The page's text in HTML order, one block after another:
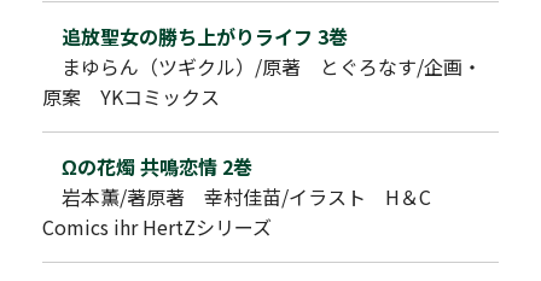
追放聖女の勝ち上がりライフ 3巻
まゆらん（ツギクル）/原著 とぐろなす/企画・
原案 YKコミックス
Ωの花燭 共鳴恋情 2巻
岩本薫/著原著 幸村佳苗/イラスト H＆C
Comics ihr HertZシリーズ